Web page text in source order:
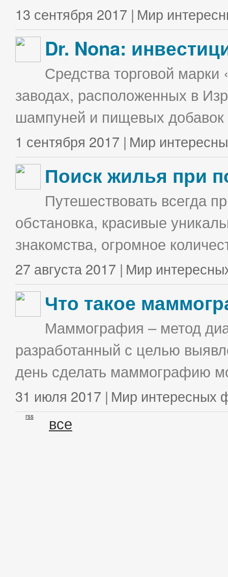
13 сентября 2017 | Мир
Dr. Nona:
Средства торговой
заводах, расположенных в
шампуней и пищевых
1 сентября 2017 | Мир
Поиск жилья при
Путешествовать всегда
обстановка, красивые
знакомства, огромное
27 августа 2017 | Мир
Что такое
Маммография – метод
разработанный с целью
день сделать маммографию
31 июля 2017 | Мир интересных
rss все